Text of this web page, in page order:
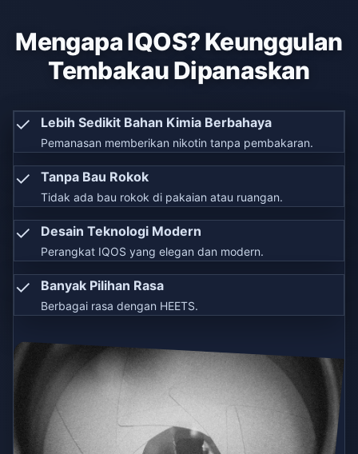
Mengapa IQOS? Keunggulan
Tembakau Dipanaskan
✓ Lebih Sedikit Bahan Kimia Berbahaya
Pemanasan memberikan nikotin tanpa pembakaran.
✓ Tanpa Bau Rokok
Tidak ada bau rokok di pakaian atau ruangan.
✓ Desain Teknologi Modern
Perangkat IQOS yang elegan dan modern.
✓ Banyak Pilihan Rasa
Berbagai rasa dengan HEETS.